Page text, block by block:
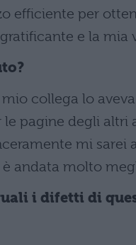
efficiente per
e la mia
collega lo
pagine degli
mi
andata molto
i difetti di